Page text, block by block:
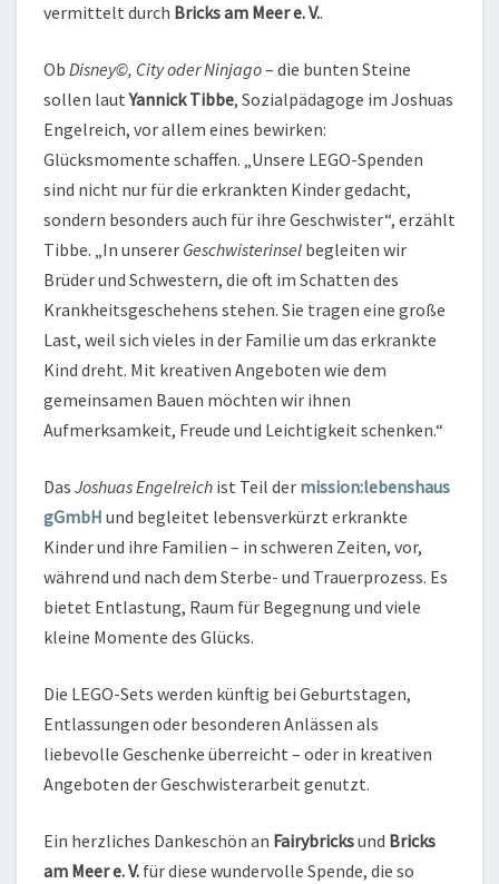
vermittelt durch Bricks am Meer e. V..
Ob Disney©, City oder Ninjago– die bunten Steine
sollen lautYannick Tibbe, Sozialpädagoge im Joshuas
Engelreich, vor allem eines bewirken:
Glücksmomente schaffen. „Unsere LEGO-Spenden
sind nicht nur für die erkrankten Kinder gedacht,
sondern besonders auch für ihre Geschwister“, erzählt
Tibbe. „In unserer Geschwisterinsel begleiten wir
Brüder und Schwestern, die oft im Schatten des
Krankheitsgeschehens stehen. Sie tragen eine große
Last, weil sich vieles in der Familie um das erkrankte
Kind dreht. Mit kreativen Angeboten wie dem
gemeinsamen Bauen möchten wir ihnen
Aufmerksamkeit, Freude und Leichtigkeit schenken.“
Das Joshuas Engelreich ist Teil der mission:lebenshaus
gGmbH und begleitet lebensverkürzt erkrankte
Kinder und ihre Familien – in schweren Zeiten, vor,
während und nach dem Sterbe- und Trauerprozess. Es
bietet Entlastung, Raum für Begegnung und viele
kleine Momente des Glücks.
Die LEGO-Sets werden künftig bei Geburtstagen,
Entlassungen oder besonderen Anlässen als
liebevolle Geschenke überreicht – oder in kreativen
Angeboten der Geschwisterarbeit genutzt.
Ein herzliches Dankeschön an Fairybricksund Bricks
am Meer e. V. für diese wundervolle Spende, die so